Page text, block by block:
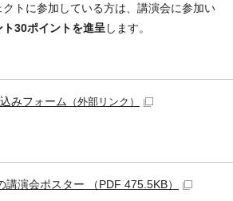
トに参加している方は、講演会に参加い
30ポイントを進呈 します。
みフォーム （外部リンク）
演会ポスター （PDF 475.5KB）